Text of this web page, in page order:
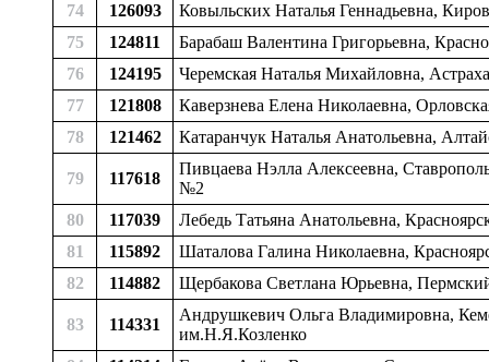
74
126093
Ковыльских Наталья Геннадьевна,
75
124811
Барабаш Валентина Григорьевна,
76
124195
Черемская Наталья Михайловна,
77
121808
Каверзнева Елена Николаевна,
78
121462 Катаранчук Наталья Анатольевна,
79 117618
Пивцаева Нэлла Алексеевна,
№2
80
117039
Лебедь Татьяна Анатольевна,
81
115892
Шаталова Галина Николаевна,
82
114882 Щербакова Светлана Юрьевна,
83 114331
Андрушкевич Ольга Владимировна,
им.Н.Я.Козленко